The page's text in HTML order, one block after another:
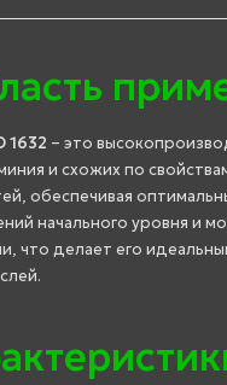
1632 – это
и схожих по
обеспечивая
начального уровня и
делает его